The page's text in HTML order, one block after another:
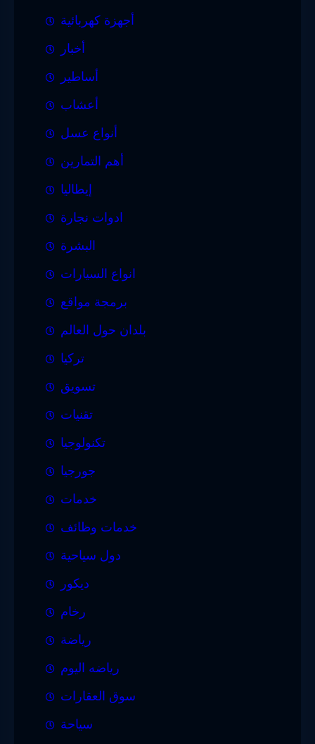
أجهزة كهربائية
أخبار
أساطير
أعشاب
أنواع عسل
أهم التمارين
إيطاليا
ادوات نجارة
البشرة
انواع السيارات
برمجة مواقع
بلدان حول العالم
تركيا
تسويق
تقنيات
تكنولوجيا
جورجيا
خدمات
خدمات وظائف
دول سياحية
ديكور
رخام
رياضة
رياضه اليوم
سوق العقارات
سياحة